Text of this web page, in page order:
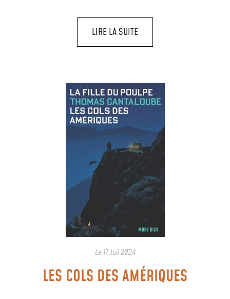
LIRE LA SUITE
Le 17 Juil 2024
LES COLS DES AMÉRIQUES